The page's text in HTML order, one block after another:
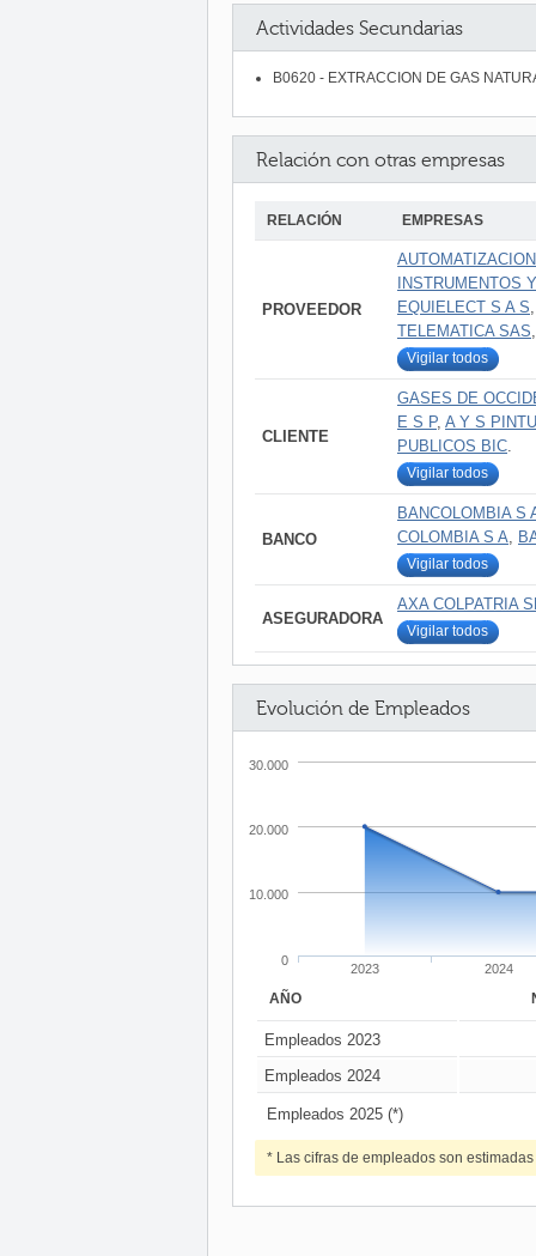
Actividades Secundarias
B0620 - EXTRACCION DE GAS
Relación con otras empresas
RELACIÓN EMPRESAS
PROVEEDOR
INSTRUMENTOS
EQUIELECT S A S
TELEMATICA SAS
Vigilar todos
CLIENTE
GASES DE
E S P, A Y S
PUBLICOS BIC.
Vigilar todos
BANCO
BANCOLOMBIA S
COLOMBIA S A,
Vigilar todos
ASEGURADORA
AXA COLPATRIA
Vigilar todos
Evolución de Empleados
2023 2024
0
10.000
20.000
30.000
AÑO
Empleados 2023
Empleados 2024
Empleados 2025 (*)
* Las cifras de empleados son estimadas